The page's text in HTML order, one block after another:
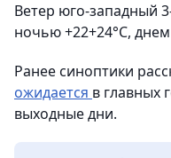
Ветер юго-западный
ночью +22+24°C,
Ранее синоптики
ожидается в главных
выходные дни.